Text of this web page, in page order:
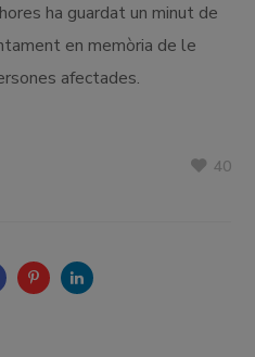
ha guardat un minut de
en memòria de le
afectades.
40